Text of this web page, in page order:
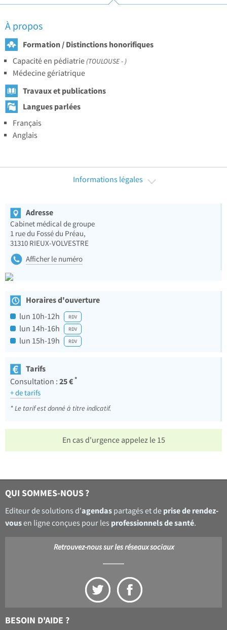
À propos
Formation / Distinctions honorifiques
Capacité en pédiatrie (TOULOUSE - )
Médecine gériatrique
Travaux et publications
Langues parlées
Français
Anglais
Informations légales
Adresse
Cabinet médical de groupe
1 rue du Fossé du Préau,
31310 RIEUX-VOLVESTRE
Afficher le numéro
Horaires d'ouverture
lun 10h-12h RDV
lun 14h-16h RDV
lun 15h-19h RDV
Tarifs
Consultation : 25 €*
+ de tarifs
* Le tarif est donné à titre indicatif.
En cas d'urgence appelez le 15
QUI SOMMES-NOUS ?
Editeur de solutions d'agendas partagés et de prise de rendez-
vousen ligne conçues pour les professionnels de santé.
Retrouvez-nous sur les réseaux sociaux
BESOIN D'AIDE ?